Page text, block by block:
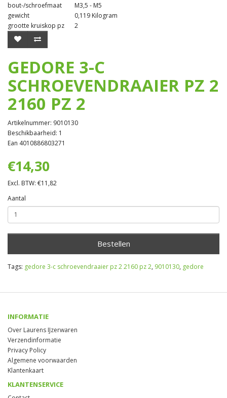
bout-/schroefmaat
M3,5 - M5
gewicht
0,119 Kilogram
grootte kruiskop pz
2
GEDORE 3-C
SCHROEVENDRAAIER PZ 2
2160 PZ 2
Artikelnummer: 9010130
Beschikbaarheid: 1
Ean 4010886803271
€14,30
Excl. BTW: €11,82
Aantal
Bestellen
Tags: gedore 3-c schroevendraaier pz 2 2160 pz 2, 9010130, gedore
INFORMATIE
Over Laurens IJzerwaren
Verzendinformatie
Privacy Policy
Algemene voorwaarden
Klantenkaart
KLANTENSERVICE